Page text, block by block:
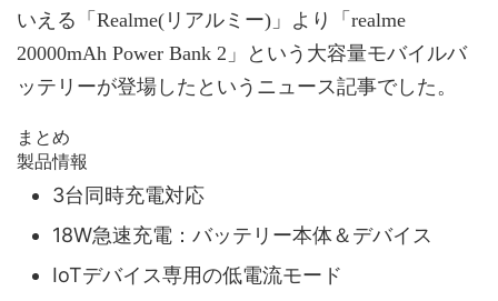
いえる「Realme(リアルミー)」より「realme
20000mAh Power Bank 2」という大容量モバイルバ
ッテリーが登場したというニュース記事でした。
まとめ
製品情報
3台同時充電対応
18W急速充電：バッテリー本体＆デバイス
IoTデバイス専用の低電流モード